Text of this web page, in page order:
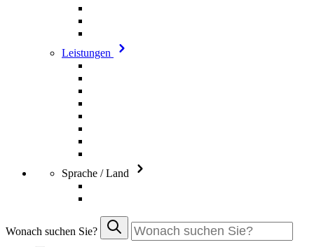
Leistungen
Sprache / Land
Wonach suchen Sie?